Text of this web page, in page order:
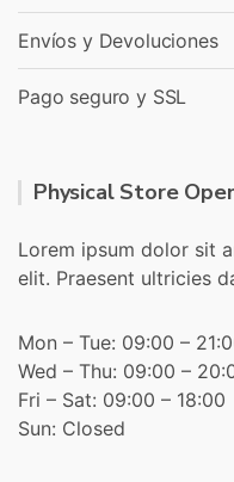
Envíos y Devoluciones
Pago seguro y SSL
Physical Store
Lorem ipsum dolor sit
elit. Praesent ultricies
Mon – Tue: 09:00 –
Wed – Thu: 09:00 –
Fri – Sat: 09:00 – 18:00
Sun: Closed